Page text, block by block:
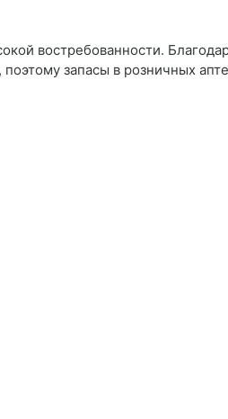
востребованности.
запасы в розничных